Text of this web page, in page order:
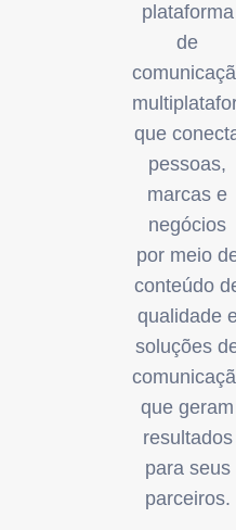
plataforma
de
que
pessoas,
marcas e
negócios
por meio
conteúdo
qualidade
soluções
que geram
resultados
para seus
parceiros.